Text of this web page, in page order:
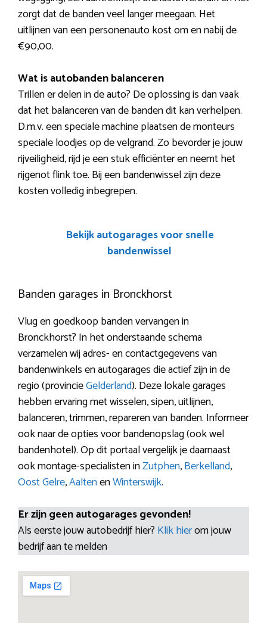
zorgt dat de banden veel langer meegaan. Het
uitlijnen van een personenauto kost om en nabij de
€90,00.
Wat is autobanden balanceren
Trillen er delen in de auto? De oplossing is dan vaak
dat het balanceren van de banden dit kan verhelpen.
D.m.v. een speciale machine plaatsen de monteurs
speciale loodjes op de velgrand. Zo bevorder je jouw
rijveiligheid, rijd je een stuk efficiënter en neemt het
rijgenot flink toe. Bij een bandenwissel zijn deze
kosten volledig inbegrepen.
Bekijk autogarages voor snelle
bandenwissel
Banden garages in Bronckhorst
Vlug en goedkoop banden vervangen in
Bronckhorst? In het onderstaande schema
verzamelen wij adres- en contactgegevens van
bandenwinkels en autogarages die actief zijn in de
regio (provincieGelderland). Deze lokale garages
hebben ervaring met wisselen, sipen, uitlijnen,
balanceren, trimmen, repareren van banden. Informeer
ook naar de opties voor bandenopslag (ook wel
bandenhotel). Op dit portaal vergelijk je daarnaast
ook montage-specialisten inZutphen,Berkelland,
Oost Gelre,AaltenenWinterswijk.
Er zijn geen autogarages gevonden!
Als eerste jouw autobedrijf hier? Klik hierom jouw
bedrijf aan te melden